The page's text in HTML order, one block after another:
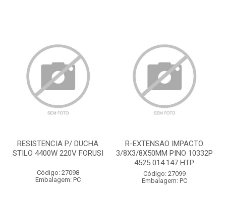
RESISTENCIA P/ DUCHA
STILO 4400W 220V FORUSI
Código: 27098
Embalagem: PC
R-EXTENSAO IMPACTO
3/8X3/8X50MM PINO 10332P
4525 014.147 HTP
Código: 27099
Embalagem: PC